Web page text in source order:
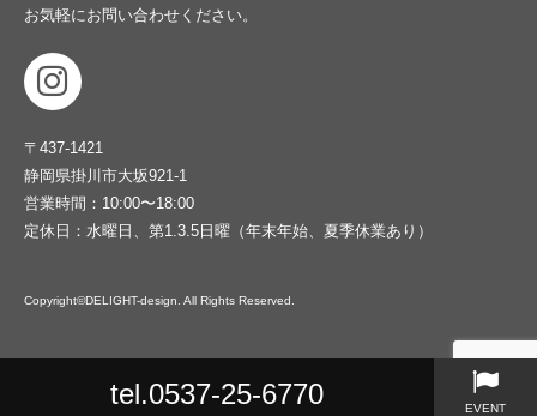
お気軽にお問い合わせください。
〒437-1421
静岡県掛川市大坂921-1
営業時間：10:00〜18:00
定休日：水曜日、第1.3.5日曜（年末年始、夏季休業あり）
Copyright©DELIGHT-design. All Rights Reserved.
tel.0537-25-6770 EVENT